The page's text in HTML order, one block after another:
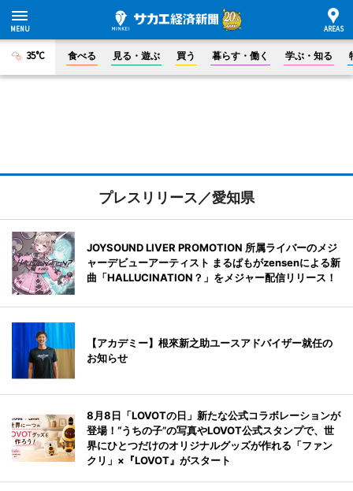
35°C 食べる 見る・遊ぶ 買う 暮らす・働く 学ぶ・知る
プレスリリース／愛知県
JOYSOUND LIVER PROMOTION 所属ライバーのメジ
ャーデビューアーティスト まるぱもがzensenによる新
曲「HALLUCINATION？」をメジャー配信リリース！
【アカデミー】根來新之助ユースアドバイザー就任の
お知らせ
8月8日「LOVOTの日」新たな公式コラボレーションが
登場！“うちの子”の写真やLOVOT公式スタンプで、世
界にひとつだけのオリジナルグッズが作れる「ファン
クリ」×『LOVOT』がスタート